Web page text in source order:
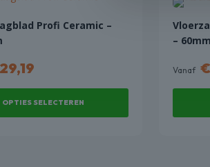
Profi Ceramic –
29,19
OPTIES SELECTEREN
– 60mm
Vanaf €